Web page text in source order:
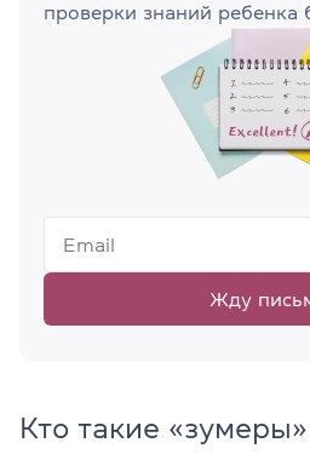
проверки знаний
Жду
Кто такие